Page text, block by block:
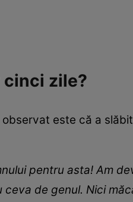
zile?
este că a
pentru asta! Am
de genul. Nici